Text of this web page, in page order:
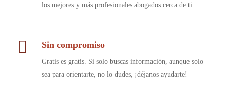
los mejores y más profesionales abogados cerca de ti.
Sin compromiso
Gratis es gratis. Si solo buscas información, aunque solo
sea para orientarte, no lo dudes, ¡déjanos ayudarte!